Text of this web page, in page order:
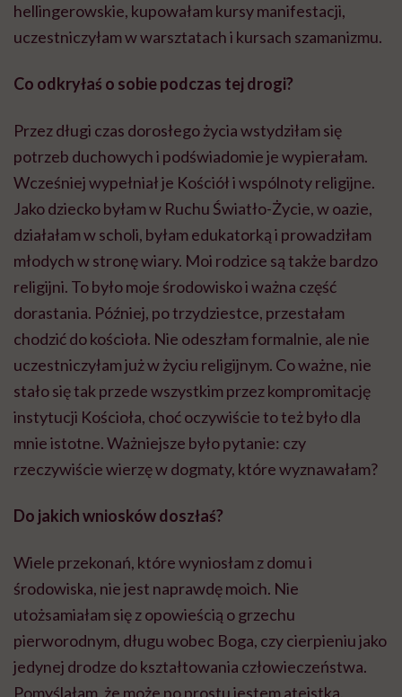
hellingerowskie, kupowałam kursy manifestacji,
uczestniczyłam w warsztatach i kursach szamanizmu.
Co odkryłaś o sobie podczas tej drogi?
Przez długi czas dorosłego życia wstydziłam się
potrzeb duchowych i podświadomie je wypierałam.
Wcześniej wypełniał je Kościół i wspólnoty religijne.
Jako dziecko byłam w Ruchu Światło-Życie, w oazie,
działałam w scholi, byłam edukatorką i prowadziłam
młodych w stronę wiary. Moi rodzice są także bardzo
religijni. To było moje środowisko i ważna część
dorastania. Później, po trzydziestce, przestałam
chodzić do kościoła. Nie odeszłam formalnie, ale nie
uczestniczyłam już w życiu religijnym. Co ważne, nie
stało się tak przede wszystkim przez kompromitację
instytucji Kościoła, choć oczywiście to też było dla
mnie istotne. Ważniejsze było pytanie: czy
rzeczywiście wierzę w dogmaty, które wyznawałam?
Do jakich wniosków doszłaś?
Wiele przekonań, które wyniosłam z domu i
środowiska, nie jest naprawdę moich. Nie
utożsamiałam się z opowieścią o grzechu
pierworodnym, długu wobec Boga, czy cierpieniu jako
jedynej drodze do kształtowania człowieczeństwa.
Pomyślałam, że może po prostu jestem ateistką.